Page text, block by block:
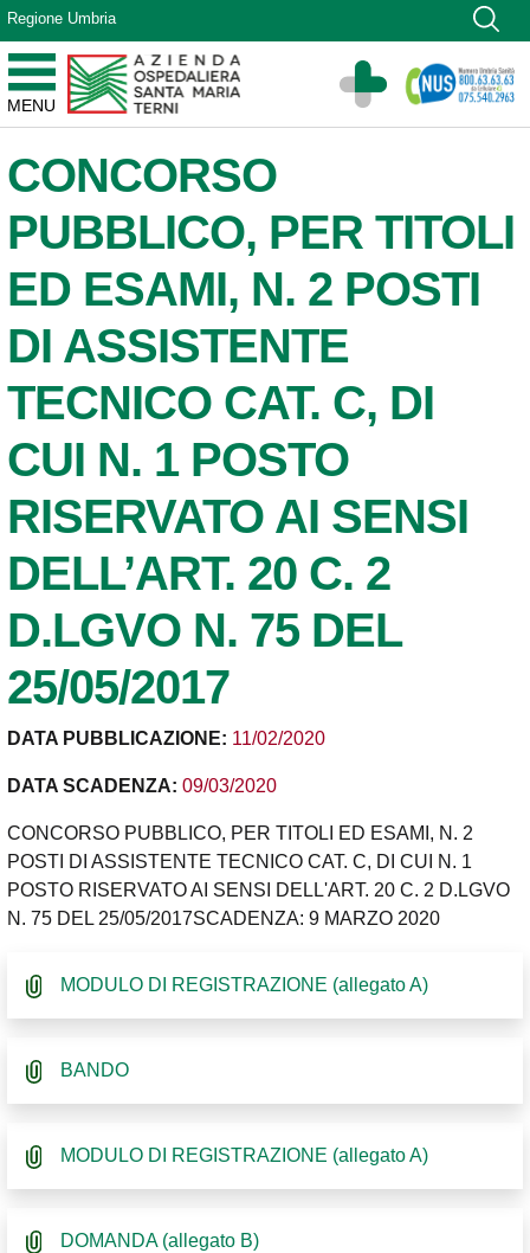
Vai ai contenuti
Vai al menu di navigazione
Vai al footer
Regione Umbria
MENU
Azienda Ospedaliera Santa Maria di Terni
Sito Istituzionale
CONCORSO
PUBBLICO, PER TITOLI
ED ESAMI, N. 2 POSTI
DI ASSISTENTE
TECNICO CAT. C, DI
CUI N. 1 POSTO
RISERVATO AI SENSI
DELL’ART. 20 C. 2
D.LGVO N. 75 DEL
25/05/2017
DATA PUBBLICAZIONE: 11/02/2020
DATA SCADENZA: 09/03/2020
CONCORSO PUBBLICO, PER TITOLI ED ESAMI, N. 2
POSTI DI ASSISTENTE TECNICO CAT. C, DI CUI N. 1
POSTO RISERVATO AI SENSI DELL'ART. 20 C. 2 D.LGVO
N. 75 DEL 25/05/2017SCADENZA: 9 MARZO 2020
MODULO DI REGISTRAZIONE (allegato A)
BANDO
MODULO DI REGISTRAZIONE (allegato A)
DOMANDA (allegato B)